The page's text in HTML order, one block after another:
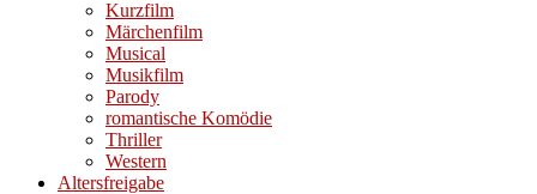
Kurzfilm
Märchenfilm
Musical
Musikfilm
Parody
romantische Komödie
Thriller
Western
Altersfreigabe